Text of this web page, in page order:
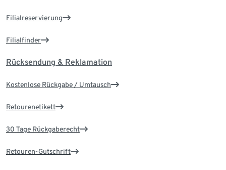
Filialreservierung
Filialfinder
Rücksendung & Reklamation
Kostenlose Rückgabe / Umtausch
Retourenetikett
30 Tage Rückgaberecht
Retouren-Gutschrift